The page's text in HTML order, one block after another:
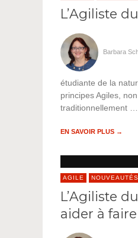
L’Agiliste
Barbara
étudiante de la
principes Agiles,
traditionnellement …
EN SAVOIR PLUS →
AGILE NOUVEAUTÉS
L’Agiliste
aider à